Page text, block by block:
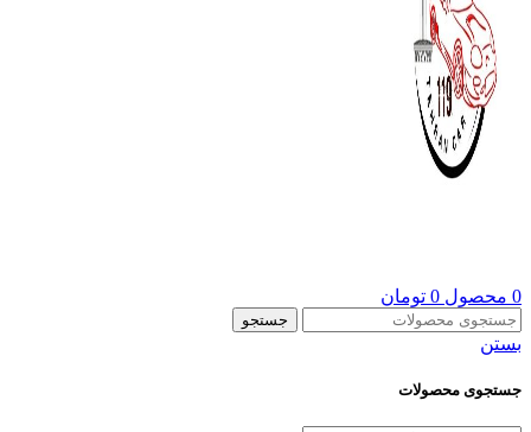
0 محصول 0 تومان
جستجو
بستن
جستجوی محصولات